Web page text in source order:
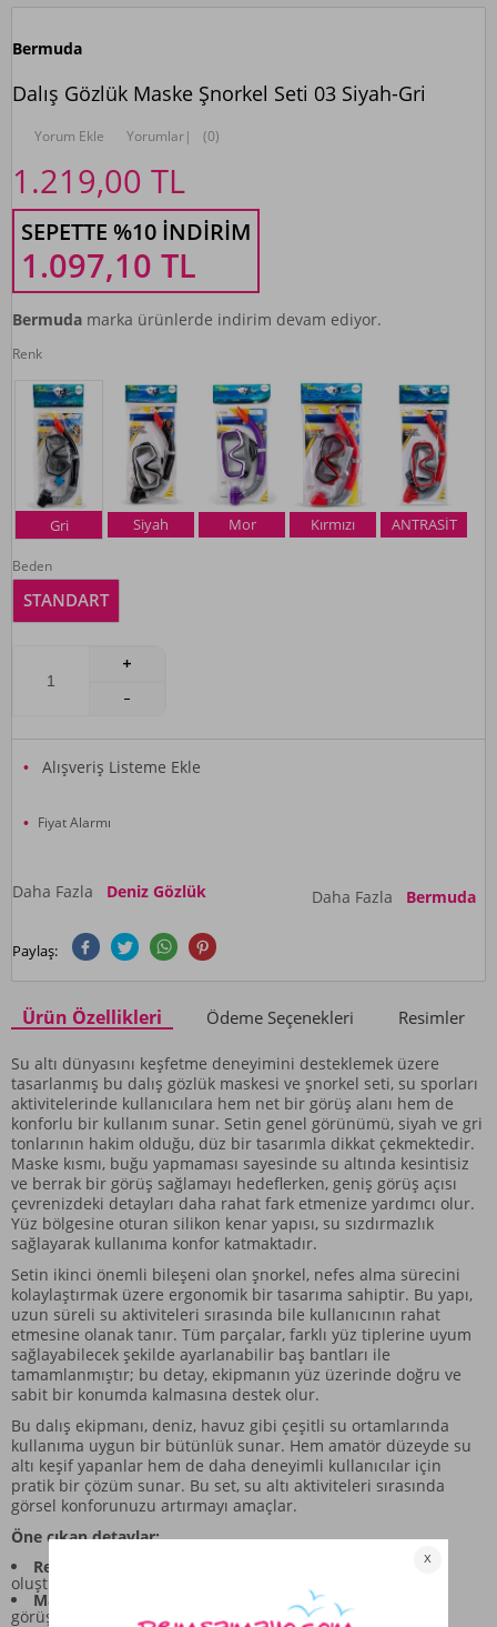
Bermuda
Dalış Gözlük Maske Şnorkel Seti 03 Siyah-Gri
Yorum Ekle Yorumlar| (0)
1.219,00 TL
SEPETTE %10 İNDIRIM
1.097,10 TL
Bermuda marka ürünlerde indirim devam ediyor.
Renk
Gri Siyah Mor Kırmızı ANTRASİT
Beden
STANDART
Alışveriş Listeme Ekle
Fiyat Alarmı
Daha Fazla Deniz Gözlük Daha Fazla Bermuda
Paylaş:
Ürün Özellikleri Ödeme Seçenekleri Resimler
Su altı dünyasını keşfetme deneyimini desteklemek üzere
tasarlanmış bu dalış gözlük maskesi ve şnorkel seti, su sporları
aktivitelerinde kullanıcılara hem net bir görüş alanı hem de
konforlu bir kullanım sunar. Setin genel görünümü, siyah ve gri
tonlarının hakim olduğu, düz bir tasarımla dikkat çekmektedir.
Maske kısmı, buğu yapmaması sayesinde su altında kesintisiz
ve berrak bir görüş sağlamayı hedeflerken, geniş görüş açısı
çevrenizdeki detayları daha rahat fark etmenize yardımcı olur.
Yüz bölgesine oturan silikon kenar yapısı, su sızdırmazlık
sağlayarak kullanıma konfor katmaktadır.
Setin ikinci önemli bileşeni olan şnorkel, nefes alma sürecini
kolaylaştırmak üzere ergonomik bir tasarıma sahiptir. Bu yapı,
uzun süreli su aktiviteleri sırasında bile kullanıcının rahat
etmesine olanak tanır. Tüm parçalar, farklı yüz tiplerine uyum
sağlayabilecek şekilde ayarlanabilir baş bantları ile
tamamlanmıştır; bu detay, ekipmanın yüz üzerinde doğru ve
sabit bir konumda kalmasına destek olur.
Bu dalış ekipmanı, deniz, havuz gibi çeşitli su ortamlarında
kullanıma uygun bir bütünlük sunar. Hem amatör düzeyde su
altı keşif yapanlar hem de daha deneyimli kullanıcılar için
pratik bir çözüm sunar. Bu set, su altı aktiviteleri sırasında
görsel konforunuzu artırmayı amaçlar.
Öne çıkan detaylar:
Renk ve Tonlar:
oluşturulan düz ve uyumlu bir palet sunar.
Maske Özelliği: Buğu yapmayan yapısı sayesinde su altı
görüşünü net tutmaya odaklanmıştır.